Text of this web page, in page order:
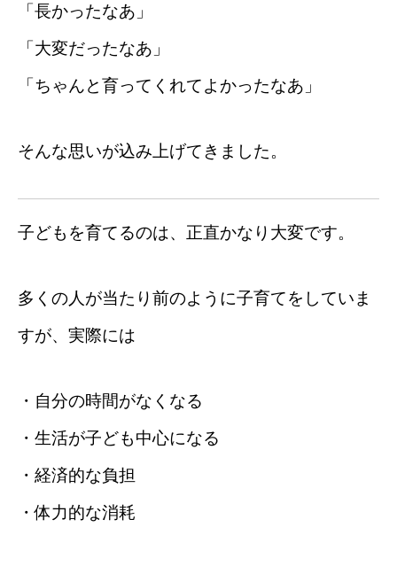
「長かったなあ」
「大変だったなあ」
「ちゃんと育ってくれてよかったなあ」
そんな思いが込み上げてきました。
子どもを育てるのは、正直かなり大変です。
多くの人が当たり前のように子育てをしていま
すが、実際には
・自分の時間がなくなる
・生活が子ども中心になる
・経済的な負担
・体力的な消耗